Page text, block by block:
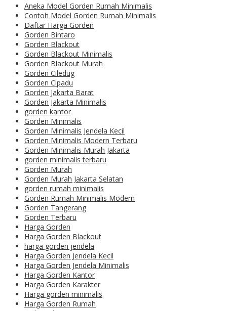
Aneka Model Gorden Rumah Minimalis
Contoh Model Gorden Rumah Minimalis
Daftar Harga Gorden
Gorden Bintaro
Gorden Blackout
Gorden Blackout Minimalis
Gorden Blackout Murah
Gorden Ciledug
Gorden Cipadu
Gorden Jakarta Barat
Gorden Jakarta Minimalis
gorden kantor
Gorden Minimalis
Gorden Minimalis Jendela Kecil
Gorden Minimalis Modern Terbaru
Gorden Minimalis Murah Jakarta
gorden minimalis terbaru
Gorden Murah
Gorden Murah Jakarta Selatan
gorden rumah minimalis
Gorden Rumah Minimalis Modern
Gorden Tangerang
Gorden Terbaru
Harga Gorden
Harga Gorden Blackout
harga gorden jendela
Harga Gorden Jendela Kecil
Harga Gorden Jendela Minimalis
Harga Gorden Kantor
Harga Gorden Karakter
Harga gorden minimalis
Harga Gorden Rumah